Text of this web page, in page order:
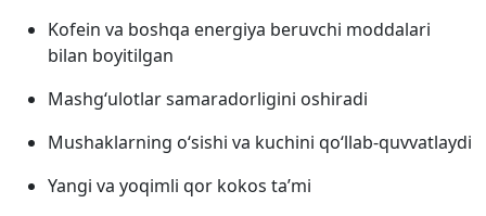
Kofein va boshqa energiya beruvchi moddalari
bilan boyitilgan
Mashg‘ulotlar samaradorligini oshiradi
Mushaklarning o‘sishi va kuchini qo‘llab-quvvatlaydi
Yangi va yoqimli qor kokos ta’mi